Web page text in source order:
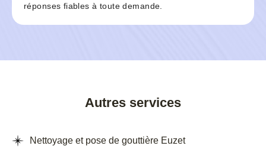
réponses fiables à toute demande.
Autres services
Nettoyage et pose de gouttière Euzet